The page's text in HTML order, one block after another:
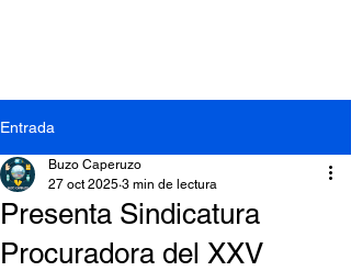
Entrada
Presenta Sindicatura
Procuradora del XXV
Buzo Caperuzo
27 oct 2025 3 min de lectura